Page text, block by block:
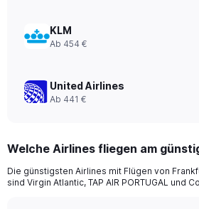
KLM
Ab 454 €
United Airlines
Ab 441 €
Welche Airlines fliegen am
Die günstigsten Airlines mit Flügen von
sind Virgin Atlantic, TAP AIR PORTUGAL und